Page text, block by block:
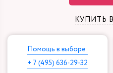
КУПИТЬ
Помощь в выборе:
+ 7 (495) 636-29-32